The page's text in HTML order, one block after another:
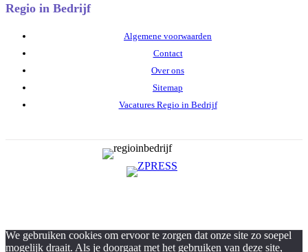
Regio in Bedrijf
Algemene voorwaarden
Contact
Over ons
Sitemap
Vacatures Regio in Bedrijf
We gebruiken cookies om ervoor te zorgen dat onze site zo soepel
mogelijk draait. Als je doorgaat met het gebruiken van deze site,